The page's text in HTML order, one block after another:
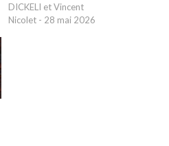
DICKELI et Vincent
Nicolet - 28 mai 2026